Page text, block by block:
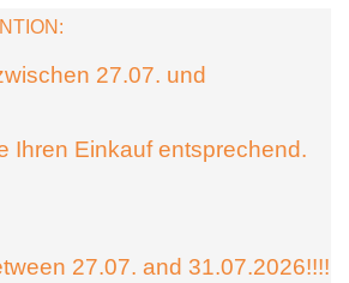
27.07. und
Ihren Einkauf entsprechend.
27.07. and 31.07.2026!!!!